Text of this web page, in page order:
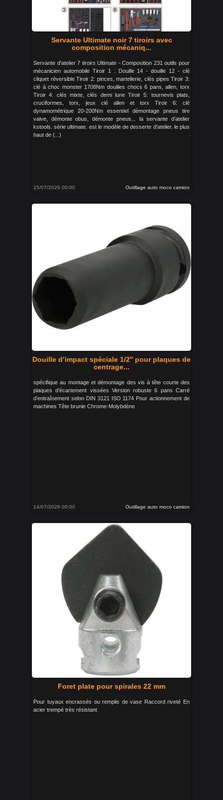
Servante Ultimate noir 7 tiroirs avec
composition mécaniq...
Servante d'atelier 7 tiroirs Ultimate - Composition 231 outils pour
mécanicien automobile Tiroir 1 : Douille 14 - douille 12 - clé
cliquet réversible Tiroir 2: pinces, martellerie, clés pipes Tiroir 3:
clé à choc monster 1708Nm douilles chocs 6 pans, allen, torx
Tiroir 4: clés mixte, clés demi lune Tiroir 5: tournevis plats,
cruciformes, torx, jeux clé allen et torx Tiroir 6: clé
dynamométrique 20-200Nm essentiel démontage pneus tire
valve, démonte obus, démonte pneus... la servante d'atelier
kstools. série ultimate. est le modèle de desserte d'atelier. le plus
haut de (...)
15/07/2026 00:00 Outillage auto moco camion
Douille d’impact spéciale 1/2'' pour plaques de
centrage...
spécifique au montage et démontage des vis à tête courte des
plaques d’écartement vissées Version robuste 6 pans Carré
d’entraînement selon DIN 3121 ISO 1174 Pour actionnement de
machines Tête brunie Chrome-Molybdène
14/07/2026 00:00 Outillage auto moco camion
Foret plate pour spirales 22 mm
Pour tuyaux encrassés ou remplis de vase Raccord riveté En
acier trempé très résistant